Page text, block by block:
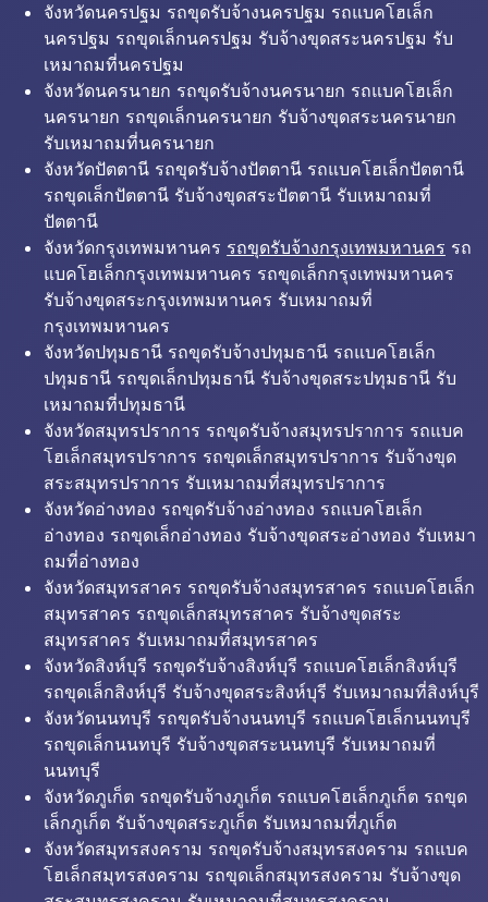
จังหวัดนครปฐม รถขุดรับจ้างนครปฐม รถแบคโฮเล็ก
นครปฐม รถขุดเล็กนครปฐม รับจ้างขุดสระนครปฐม รับ
เหมาถมที่นครปฐม
จังหวัดนครนายก รถขุดรับจ้างนครนายก รถแบคโฮเล็ก
นครนายก รถขุดเล็กนครนายก รับจ้างขุดสระนครนายก
รับเหมาถมที่นครนายก
จังหวัดปัตตานี รถขุดรับจ้างปัตตานี รถแบคโฮเล็กปัตตานี
รถขุดเล็กปัตตานี รับจ้างขุดสระปัตตานี รับเหมาถมที่
ปัตตานี
จังหวัดกรุงเทพมหานคร รถขุดรับจ้างกรุงเทพมหานคร รถ
แบคโฮเล็กกรุงเทพมหานคร รถขุดเล็กกรุงเทพมหานคร
รับจ้างขุดสระกรุงเทพมหานคร รับเหมาถมที่
กรุงเทพมหานคร
จังหวัดปทุมธานี รถขุดรับจ้างปทุมธานี รถแบคโฮเล็ก
ปทุมธานี รถขุดเล็กปทุมธานี รับจ้างขุดสระปทุมธานี รับ
เหมาถมที่ปทุมธานี
จังหวัดสมุทรปราการ รถขุดรับจ้างสมุทรปราการ รถแบค
โฮเล็กสมุทรปราการ รถขุดเล็กสมุทรปราการ รับจ้างขุด
สระสมุทรปราการ รับเหมาถมที่สมุทรปราการ
จังหวัดอ่างทอง รถขุดรับจ้างอ่างทอง รถแบคโฮเล็ก
อ่างทอง รถขุดเล็กอ่างทอง รับจ้างขุดสระอ่างทอง รับเหมา
ถมที่อ่างทอง
จังหวัดสมุทรสาคร รถขุดรับจ้างสมุทรสาคร รถแบคโฮเล็ก
สมุทรสาคร รถขุดเล็กสมุทรสาคร รับจ้างขุดสระ
สมุทรสาคร รับเหมาถมที่สมุทรสาคร
จังหวัดสิงห์บุรี รถขุดรับจ้างสิงห์บุรี รถแบคโฮเล็กสิงห์บุรี
รถขุดเล็กสิงห์บุรี รับจ้างขุดสระสิงห์บุรี รับเหมาถมที่สิงห์บุรี
จังหวัดนนทบุรี รถขุดรับจ้างนนทบุรี รถแบคโฮเล็กนนทบุรี
รถขุดเล็กนนทบุรี รับจ้างขุดสระนนทบุรี รับเหมาถมที่
นนทบุรี
จังหวัดภูเก็ต รถขุดรับจ้างภูเก็ต รถแบคโฮเล็กภูเก็ต รถขุด
เล็กภูเก็ต รับจ้างขุดสระภูเก็ต รับเหมาถมที่ภูเก็ต
จังหวัดสมุทรสงคราม รถขุดรับจ้างสมุทรสงคราม รถแบค
โฮเล็กสมุทรสงคราม รถขุดเล็กสมุทรสงคราม รับจ้างขุด